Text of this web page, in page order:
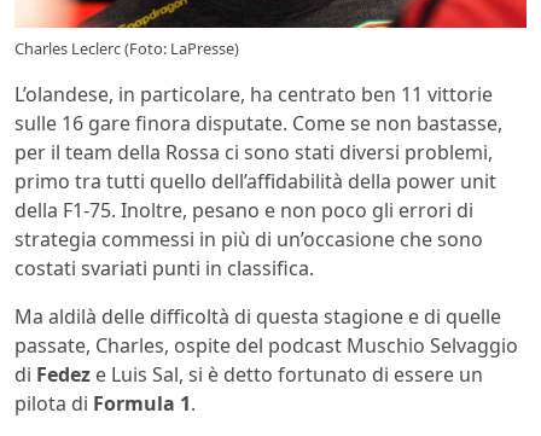
Charles Leclerc (Foto: LaPresse)
L’olandese, in particolare, ha centrato ben 11 vittorie
sulle 16 gare finora disputate. Come se non bastasse,
per il team della Rossa ci sono stati diversi problemi,
primo tra tutti quello dell’affidabilità della power unit
della F1-75. Inoltre, pesano e non poco gli errori di
strategia commessi in più di un’occasione che sono
costati svariati punti in classifica.
Ma aldilà delle difficoltà di questa stagione e di quelle
passate, Charles, ospite del podcast Muschio Selvaggio
di Fedez e Luis Sal, si è detto fortunato di essere un
pilota di Formula 1.